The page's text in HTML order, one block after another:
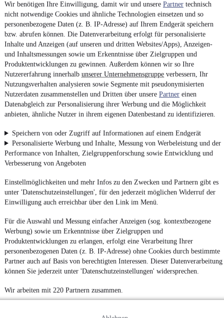
Wir benötigen Ihre Einwilligung, damit wir und unsere Partner technisch
nicht notwendige Cookies und ähnliche Technologien einsetzen und so
personenbezogene Daten (z. B. IP-Adresse) auf Ihrem Endgerät speichern
bzw. abrufen können. Die Datenverarbeitung erfolgt für personalisierte
Inhalte und Anzeigen (auf unseren und dritten Websites/Apps), Anzeigen-
und Inhaltsmessungen sowie um Erkenntnisse über Zielgruppen und
Produktentwicklungen zu gewinnen. Außerdem können wir so Ihre
Nutzererfahrung innerhalb unserer Unternehmensgruppe verbessern, Ihr
Nutzungsverhalten analysieren sowie Segmente mit pseudonymisierten
Nutzerdaten zusammenstellen und Dritten über unsere Partner einen
Datenabgleich zur Personalisierung ihrer Werbung und die Möglichkeit
anbieten, ähnliche Nutzer in ihrem eigenen Datenbestand zu identifizieren.
Speichern von oder Zugriff auf Informationen auf einem Endgerät
Personalisierte Werbung und Inhalte, Messung von Werbeleistung und der
Performance von Inhalten, Zielgruppenforschung sowie Entwicklung und
Verbesserung von Angeboten
Einstellmöglichkeiten und mehr Infos zu den Zwecken und Partnern gibt es
unter 'Datenschutzeinstellungen', für den jederzeit möglichen Widerruf der
Einwilligung auch erreichbar über den Link im Menü.
Für die Auswahl und Messung einfacher Anzeigen (sog. kontextbezogene
Werbung) sowie um Erkenntnisse über Zielgruppen und
Produktentwicklungen zu erlangen, erfolgt eine Verarbeitung Ihrer
personenbezogenen Daten (z. B. IP-Adresse) ohne Cookies durch bestimmte
Partner auch auf Basis von berechtigten Interessen. Dieser Datenverarbeitung
können Sie jederzeit unter 'Datenschutzeinstellungen' widersprechen.
Wir arbeiten mit 220 Partnern zusammen.